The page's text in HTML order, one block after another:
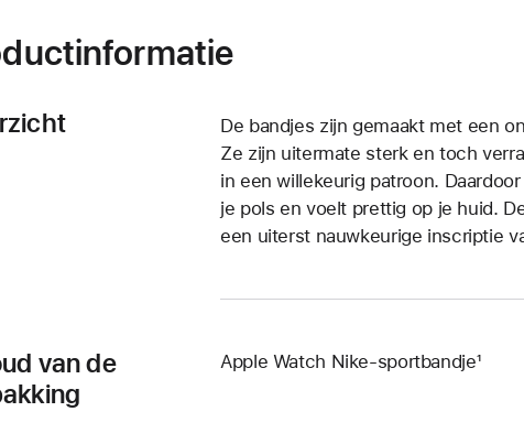
De bandjes zijn gemaakt met een
Ze zijn uitermate sterk en toch
in een willekeurig patroon.
je pols en voelt prettig op je huid.
een uiterst nauwkeurige inscriptie
van de
Apple Watch Nike-sportbandje¹